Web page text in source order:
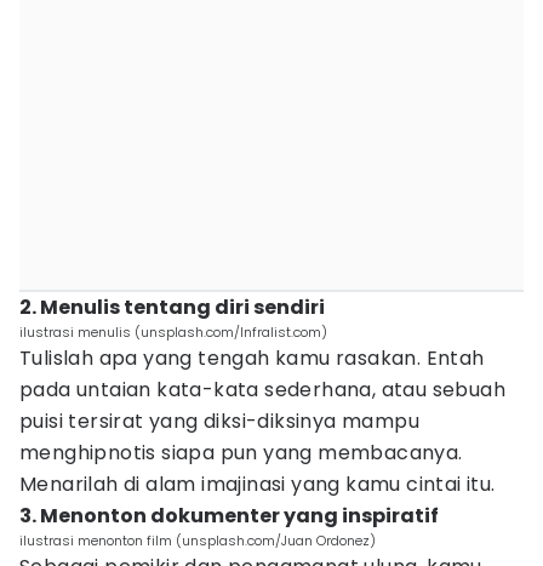
2. Menulis tentang diri sendiri
ilustrasi menulis (unsplash.com/Infralist.com)
Tulislah apa yang tengah kamu rasakan. Entah
pada untaian kata-kata sederhana, atau sebuah
puisi tersirat yang diksi-diksinya mampu
menghipnotis siapa pun yang membacanya.
Menarilah di alam imajinasi yang kamu cintai itu.
3. Menonton dokumenter yang inspiratif
ilustrasi menonton film (unsplash.com/Juan Ordonez)